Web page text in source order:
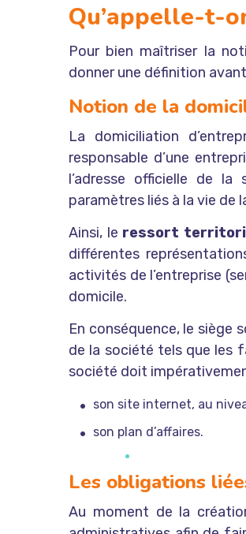
Qu’appelle-t-
Pour bien maîtriser la
donner une définition
Notion de la
La domiciliation
responsable d’une
l’adresse officielle de
paramètres liés à la vie
Ainsi, le ressort
différentes
activités de l’entreprise
domicile.
En conséquence, le siège
de la société tels que les
société doit
son site internet, au
son plan d’affaires.
Les obligations
Au moment de la